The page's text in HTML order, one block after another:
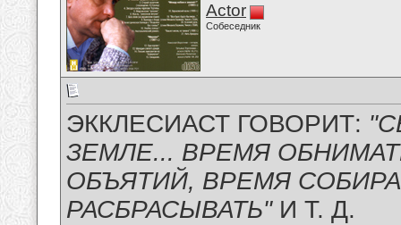
Actor
Собеседник
ЭККЛЕСИАСТ ГОВОРИТ:
ЗЕМЛЕ... ВРЕМЯ
ОБЪЯТИЙ, ВРЕМЯ
РАСБРАСЫВАТЬ"И Т. Д.